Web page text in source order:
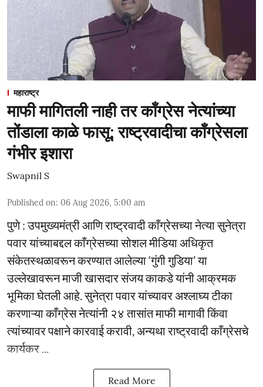
महाराष्ट्र
माफी मागितली नाही तर काँग्रेस नेत्यांच्या
तोंडाला काळे फासू; राष्ट्रवादीचा काँग्रेसला
गंभीर इशारा
Swapnil S
Published on: 06 Aug 2026, 5:00 am
पुणे : उपमुख्यमंत्री आणि राष्ट्रवादी काँग्रेसच्या नेत्या सुनेत्रा
पवार यांच्याबद्दल काँग्रेसच्या सोशल मीडिया अधिकृत
संकेतस्थळावरून करण्यात आलेल्या ‘गुंगी गुडिया’ या
उल्लेखावरून माजी खासदार संजय काकडे यांनी आक्रमक
भूमिका घेतली आहे. सुनेत्रा पवार यांच्यावर अश्लाघ्य टीका
करणाऱ्या काँग्रेस नेत्यांनी २४ तासांत माफी मागावी किंवा
त्यांच्यावर पक्षाने कारवाई करावी, अन्यथा राष्ट्रवादी काँग्रेसचे
कार्यकर ...
Read More